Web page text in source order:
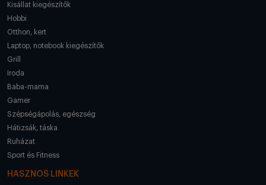
Kisállat kiegészítők
Hobbi
Otthon, kert
Laptop, notebook kiegészítők
Grill
Iroda
Baba-mama
Gamer
Szépségápolás, egészség
Hátizsák, táska
Ruházat
Sport és Fitness
HASZNOS LINKEK